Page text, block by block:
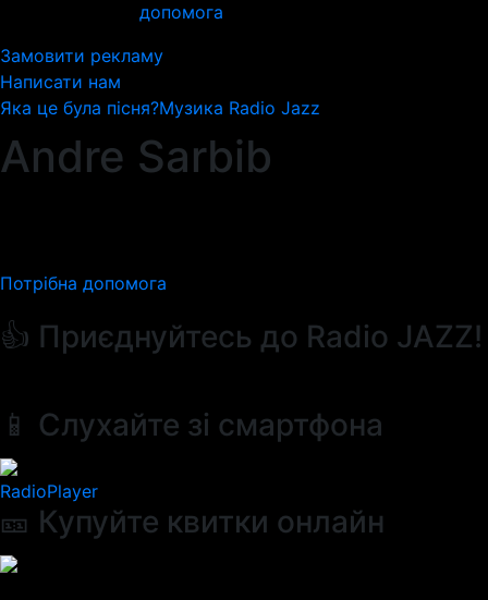
допомога
Замовити рекламу
Написати нам
Яка це була пісня?Музика Radio Jazz
Andre Sarbib
Потрібна допомога
👍 Приєднуйтесь до Radio JAZZ!
📱 Слухайте зі смартфона
RadioPlayer
🎫 Купуйте квитки онлайн